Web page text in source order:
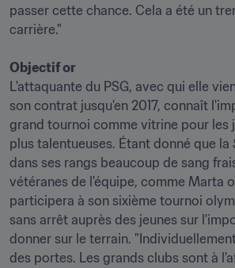
passer cette chance. Cela a été un
Objectif or
L'attaquante du PSG, avec qui elle
son contrat jusqu'en 2017, connaît
grand tournoi comme vitrine pour les
plus talentueuses. Étant donné que la
dans ses rangs beaucoup de sang
vétéranes de l'équipe, comme Marta
participera à son sixième tournoi
sans arrêt auprès des jeunes sur
donner sur le terrain.
des portes. Les grands clubs sont à